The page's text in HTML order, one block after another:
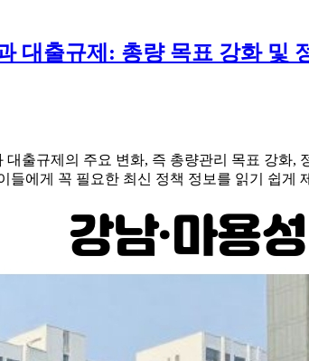
대출규제: 총량 목표 강화 및
출규제의 주요 변화, 즉 총량관리 목표 강
들에게 꼭 필요한 최신 정책 정보를 읽기 쉽게